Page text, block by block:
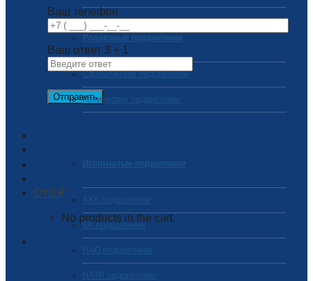
Ваш телефон
Ваш ответ 3 + 1
0 ₽
No products in the cart.
Роликовые подшипники
Сферические подшипники
Конические подшипники
Игольчатые подшипники
AXK подшипники
BK подшипники
NAO подшипники
NATR подшипники